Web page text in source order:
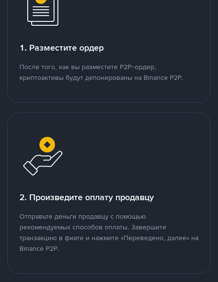
1. Разместите ордер
После того, как вы разместите P2P-ордер,
криптоактивы будут депонированы на Binance P2P.
2. Произведите оплату продавцу
Отправьте деньги продавцу с помощью
рекомендуемых способов оплаты. Завершите
транзакцию в фиате и нажмите «Переведено, далее» на
Binance P2P.